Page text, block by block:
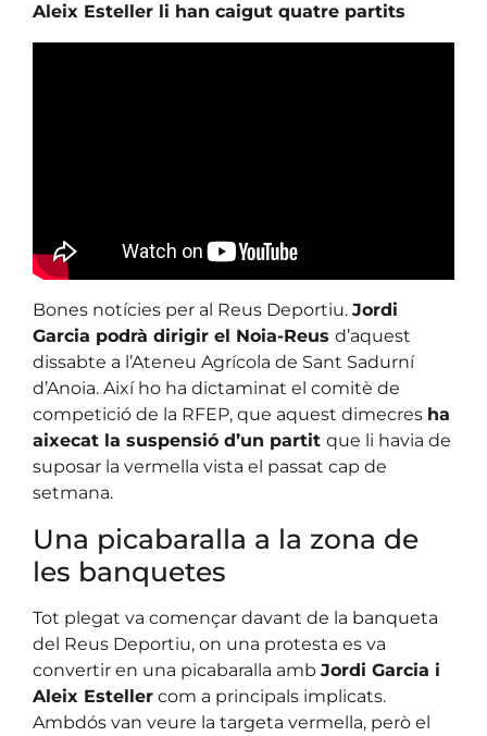
Aleix Esteller li han caigut quatre partits
Bones notícies per al Reus Deportiu. Jordi
Garcia podrà dirigir el Noia-Reus d’aquest
dissabte a l’Ateneu Agrícola de Sant Sadurní
d’Anoia. Així ho ha dictaminat el comitè de
competició de la RFEP, que aquest dimecres ha
aixecat la suspensió d’un partit que li havia de
suposar la vermella vista el passat cap de
setmana.
Una picabaralla a la zona de
les banquetes
Tot plegat va començar davant de la banqueta
del Reus Deportiu, on una protesta es va
convertir en una picabaralla amb Jordi Garcia i
Aleix Esteller com a principals implicats.
Ambdós van veure la targeta vermella, però el